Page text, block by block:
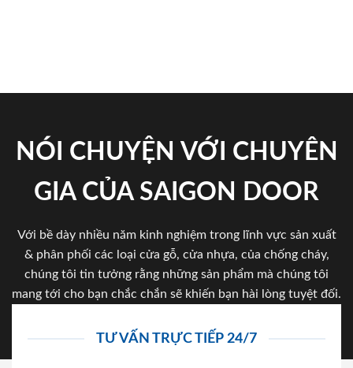
NÓI CHUYỆN VỚI CHUYÊN
GIA CỦA SAIGON DOOR
Với bề dày nhiều năm kinh nghiệm trong lĩnh vực sản xuất
& phân phối các loại cửa gỗ, cửa nhựa, của chống cháy,
chúng tôi tin tưởng rằng những sản phẩm mà chúng tôi
mang tới cho bạn chắc chắn sẽ khiến bạn hài lòng tuyệt đối.
TƯ VẤN TRỰC TIẾP 24/7